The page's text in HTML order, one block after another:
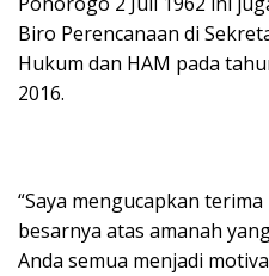
Biro Perencanaan di
Hukum dan HAM pada
2016.
“Saya mengucapkan
besarnya atas amanah
Anda semua menjadi